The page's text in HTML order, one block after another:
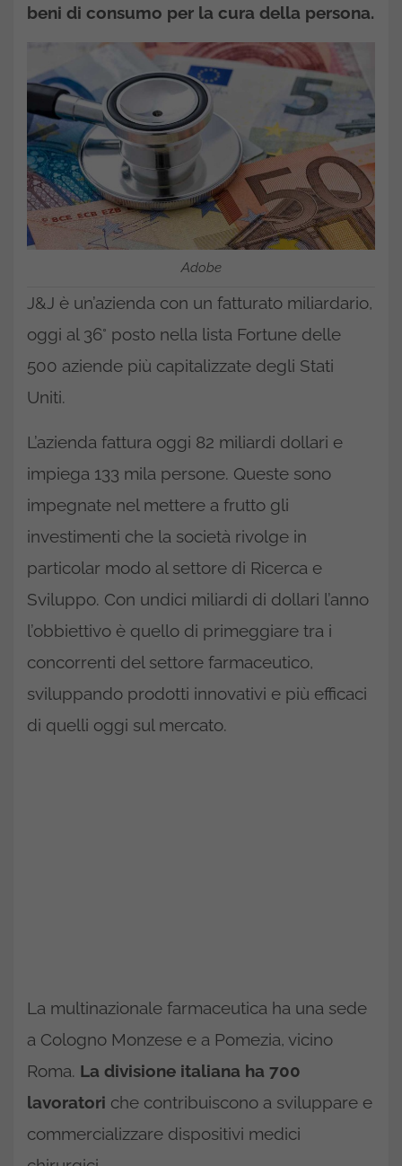
beni di consumo per la cura della persona.
Adobe
J&J è un’azienda con un fatturato miliardario,
oggi al 36° posto nella lista Fortune delle
500 aziende più capitalizzate degli Stati
Uniti.
L’azienda fattura oggi 82 miliardi dollari e
impiega 133 mila persone. Queste sono
impegnate nel mettere a frutto gli
investimenti che la società rivolge in
particolar modo al settore di Ricerca e
Sviluppo. Con undici miliardi di dollari l’anno
l’obbiettivo è quello di primeggiare tra i
concorrenti del settore farmaceutico,
sviluppando prodotti innovativi e più efficaci
di quelli oggi sul mercato.
La multinazionale farmaceutica ha una sede
a Cologno Monzese e a Pomezia, vicino
Roma. La divisione italiana ha 700
lavoratori che contribuiscono a sviluppare e
commercializzare dispositivi medici